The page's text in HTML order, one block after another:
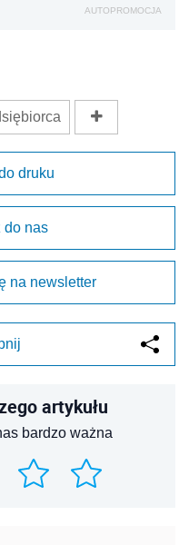
AUTOPROMOCJA
druku
do nas
na newsletter
artykułu
bardzo ważna